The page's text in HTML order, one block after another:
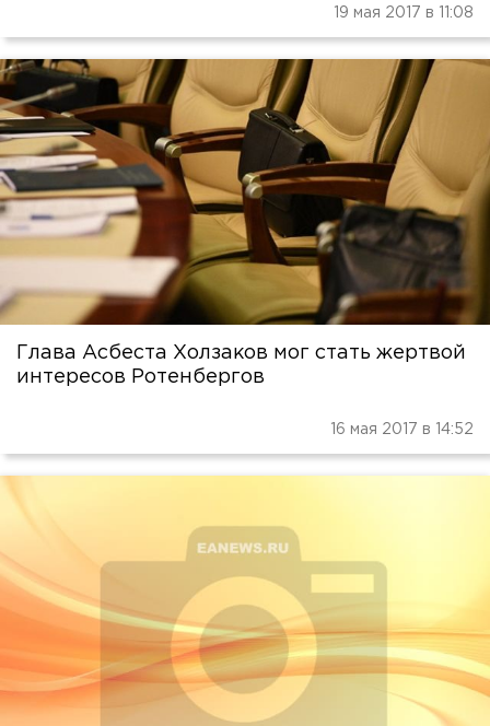
19 мая 2017 в 11:08
Глава Асбеста Холзаков мог стать жертвой
интересов Ротенбергов
16 мая 2017 в 14:52